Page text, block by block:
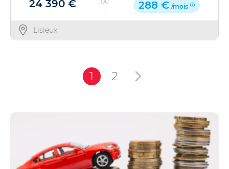
24 390 € OU 288 € /mois
Lisieux
1 2